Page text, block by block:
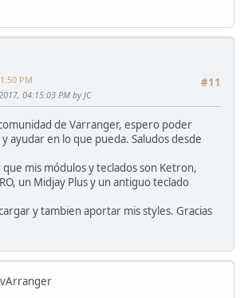
#11
PM
04:15:03 PM by JC
de Varranger, espero poder
ayudar en lo que pueda. Saludos desde
mis módulos y teclados son Ketron,
un Midjay Plus y un antiguo teclado
y tambien aportar mis styles. Gracias
vArranger